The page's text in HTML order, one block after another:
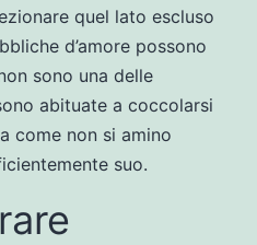
quel lato escluso
d’amore possono
sono una delle
abituate a coccolarsi
come non si amino
suo.